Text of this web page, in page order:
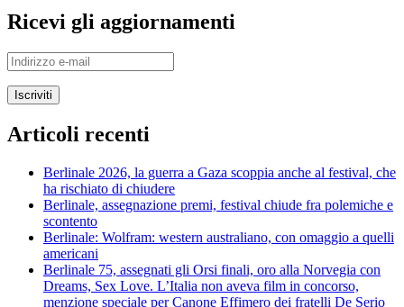
Ricevi gli aggiornamenti
Indirizzo
e-
mail
Articoli recenti
Berlinale 2026, la guerra a Gaza scoppia anche al festival, che
ha rischiato di chiudere
Berlinale, assegnazione premi, festival chiude fra polemiche e
scontento
Berlinale: Wolfram: western australiano, con omaggio a quelli
americani
Berlinale 75, assegnati gli Orsi finali, oro alla Norvegia con
Dreams, Sex Love. L’Italia non aveva film in concorso,
menzione speciale per Canone Effimero dei fratelli De Serio